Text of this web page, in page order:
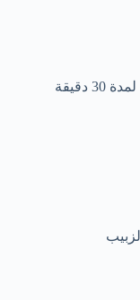
ممارسة التمارين الرياضية لمدة 30 دقيقة